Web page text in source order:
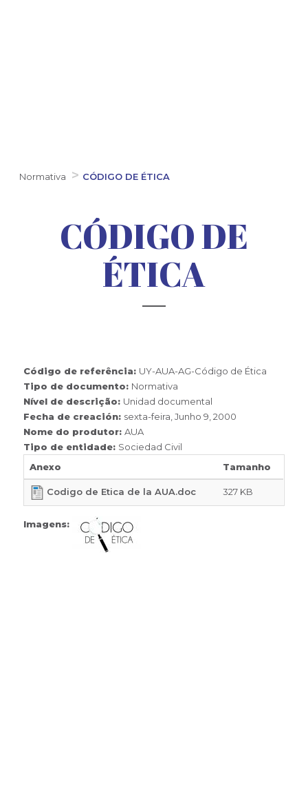
Normativa CÓDIGO DE ÉTICA
CÓDIGO DE
ÉTICA
Código de referência: UY-AUA-AG-Código de Ética
Tipo de documento: Normativa
Nível de descrição: Unidad documental
Fecha de creación: sexta-feira, Junho 9, 2000
Nome do produtor:AUA
Tipo de entidade: Sociedad Civil
Anexo
Tamanho
Codigo de Etica de la AUA.doc 327 KB
Imagens: